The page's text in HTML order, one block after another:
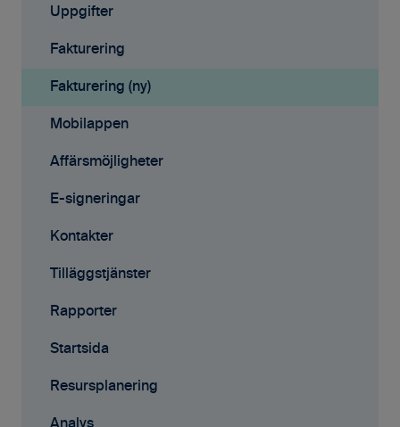
Kontakter
Avtal
Affärsmöjligheter
Rapporter
Samarbete
Mobilappen
Uppgifter
Fakturering
Fakturering (ny)
Mobilappen
Affärsmöjligheter
E-signeringar
Kontakter
Tilläggstjänster
Rapporter
Startsida
Resursplanering
Analys